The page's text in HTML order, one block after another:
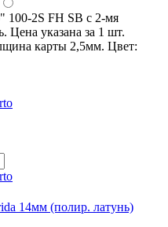
100-2S FH SB с 2-мя
Цена указана за 1 шт.
карты 2,5мм. Цвет: